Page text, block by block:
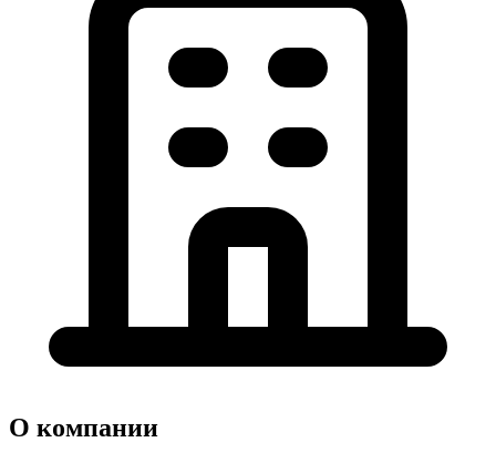
О компании